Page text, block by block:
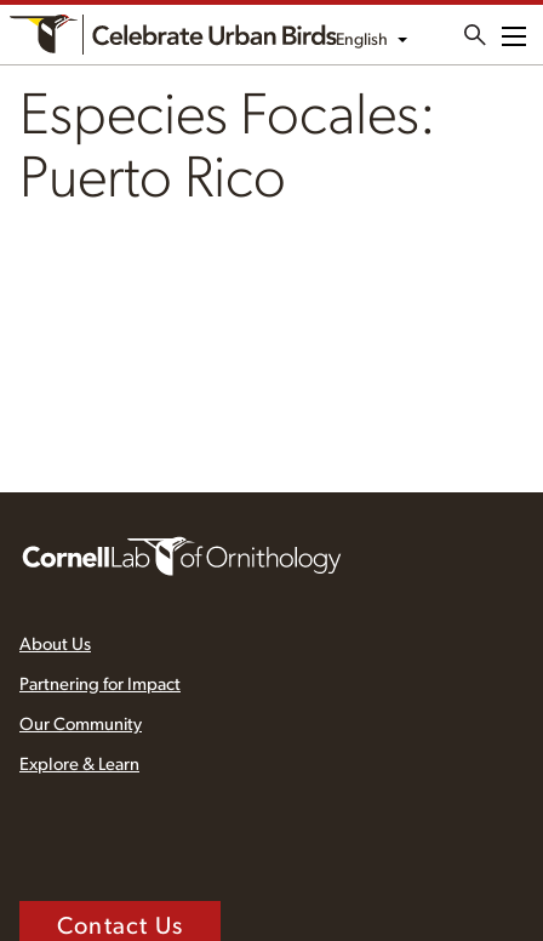
English
Especies Focales:
Puerto Rico
About Us
Partnering for Impact
Our Community
Explore & Learn
Contact Us